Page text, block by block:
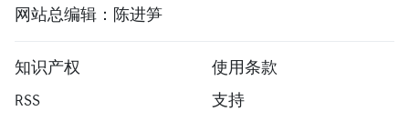
网站总编辑：陈进笋
知识产权
使用条款
RSS
支持